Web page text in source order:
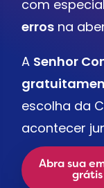
com
erros na
A Senhor
escolha da
acontecer
Abra sua
grátis